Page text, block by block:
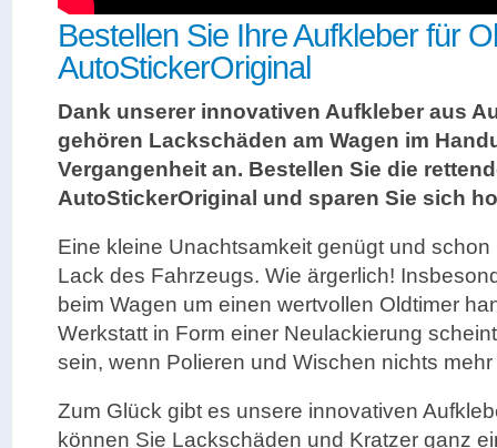
Bestellen Sie Ihre Aufkleber für
AutoStickerOriginal
Dank unserer innovativen Aufkleber aus
gehören Lackschäden am Wagen im
Vergangenheit an. Bestellen Sie die
AutoStickerOriginal und sparen Sie sich
Eine kleine Unachtsamkeit genügt und
Lack des Fahrzeugs. Wie ärgerlich!
beim Wagen um einen wertvollen Oldtimer
Werkstatt in Form einer Neulackierung
sein, wenn Polieren und Wischen nichts mehr
Zum Glück gibt es unsere innovativen
können Sie Lackschäden und Kratzer ganz